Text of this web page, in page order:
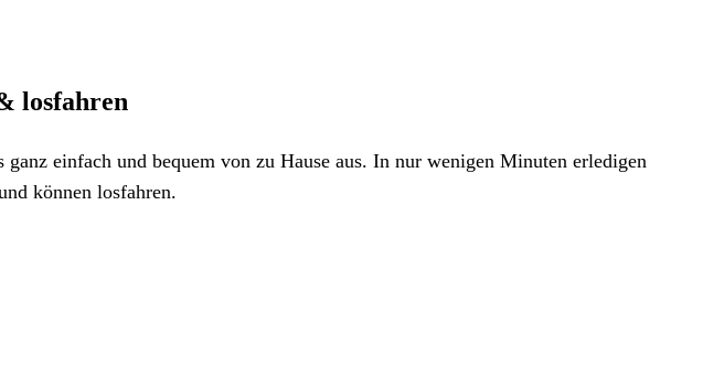
losfahren
einfach und bequem von zu Hause aus. In nur wenigen Minuten erledigen
können losfahren.